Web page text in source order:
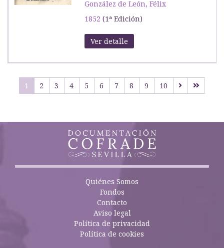
González de León, Félix
1852 (1ª Edición)
Ver detalle
1 2 3 4 5 6 7 8 9 10
Quiénes Somos
Fondos
Contacto
Aviso legal
Política de privacidad
Política de cookies